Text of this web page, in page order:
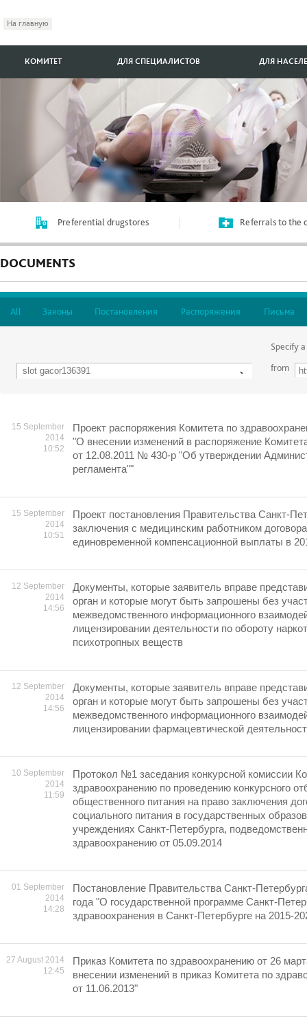
На главную
КОМИТЕТ ДЛЯ СПЕЦИАЛИСТОВ ДЛЯ
Preferential drugstores Referrals to the
DOCUMENTS
All Законы Постановления Распоряжения Письма
Specify
from
15 September
2014
10:52
Проект распоряжения Комитета по
"О внесении изменений в распоряжение
от 12.08.2011 № 430-р "Об утверждении
регламента""
15 September
2014
10:51
Проект постановления Правительства Санкт-
заключения с медицинским работником
единовременной компенсационной выплаты в
12 September
2014
14:56
Документы, которые заявитель вправе
орган и которые могут быть запрошены без
межведомственного информационного
лицензировании деятельности по обороту
психотропных веществ
12 September
2014
14:56
Документы, которые заявитель вправе
орган и которые могут быть запрошены без
межведомственного информационного
лицензировании фармацевтической
10 September
2014
11:59
Протокол №1 заседания конкурсной комиссии
здравоохранению по проведению конкурсного
общественного питания на право заключения
социального питания в государственных
учреждениях Санкт-Петербурга,
здравоохранению oт 05.09.2014
01 September
2014
14:28
Постановление Правительства Санкт-
года "О государственной программе Санкт-
здравоохранения в Санкт-Петербурге на 2015-
27 August 2014
12:45
Приказ Комитета по здравоохранению от 26
внесении изменений в приказ Комитета по
от 11.06.2013"